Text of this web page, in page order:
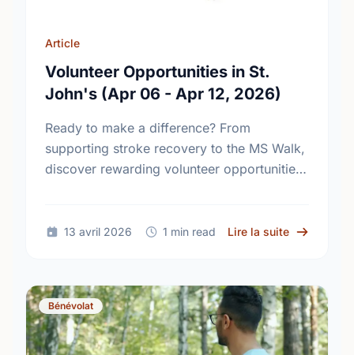
Article
Volunteer Opportunities in St.
John's (Apr 06 - Apr 12, 2026)
Ready to make a difference? From
supporting stroke recovery to the MS Walk,
discover rewarding volunteer opportunities
13 avril 2026 1 min read Lire la suite sur
Bénévolat